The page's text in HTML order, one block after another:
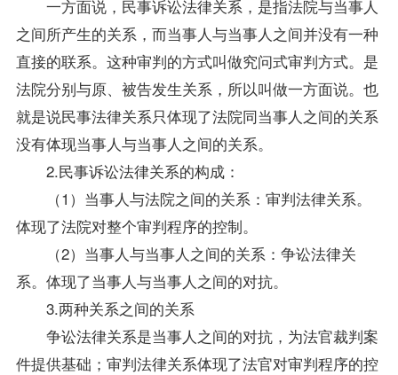
一方面说，民事诉讼法律关系，是指法院与当事人
之间所产生的关系，而当事人与当事人之间并没有一种
直接的联系。这种审判的方式叫做究问式审判方式。是
法院分别与原、被告发生关系，所以叫做一方面说。也
就是说民事法律关系只体现了法院同当事人之间的关系
没有体现当事人与当事人之间的关系。
2.民事诉讼法律关系的构成：
（1）当事人与法院之间的关系：审判法律关系。
体现了法院对整个审判程序的控制。
（2）当事人与当事人之间的关系：争讼法律关
系。体现了当事人与当事人之间的对抗。
3.两种关系之间的关系
争讼法律关系是当事人之间的对抗，为法官裁判案
件提供基础；审判法律关系体现了法官对审判程序的控